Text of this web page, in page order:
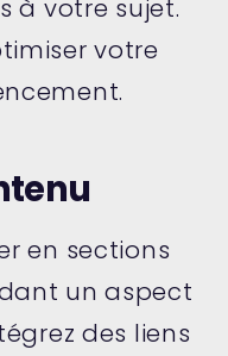
à votre sujet.
votre
en sections
un aspect
des liens